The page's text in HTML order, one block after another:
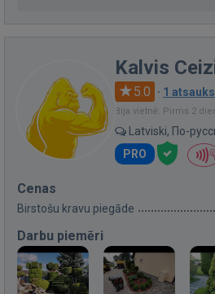
Kalvis
5.0 · 1
Bija vietnē: Pirms 2
Latviski, По-
PRO
Cenas
Birstošu kravu piegāde
Darbu piemēri